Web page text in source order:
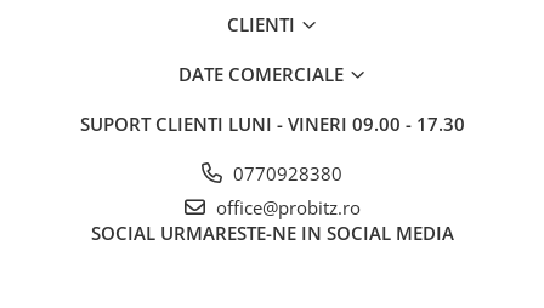
CLIENTI
DATE COMERCIALE
SUPORT CLIENTI LUNI - VINERI 09.00 - 17.30
0770928380
office@probitz.ro
SOCIAL URMARESTE-NE IN SOCIAL MEDIA